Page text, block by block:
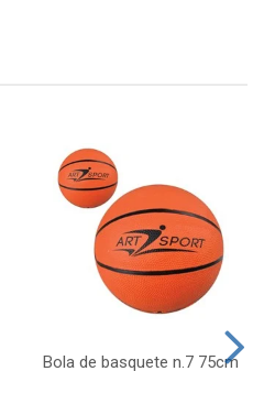
Bola de basquete n.7 75cm